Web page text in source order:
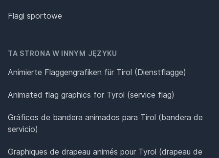
Flagi sportowe
TA STRONA W INNYM JĘZYKU
Animierte Flaggengrafiken für Tirol (Dienstflagge)
Animated flag graphics for Tyrol (service flag)
Gráficos de bandera animados para Tirol (bandera de
servicio)
Graphiques de drapeau animés pour Tyrol (drapeau de